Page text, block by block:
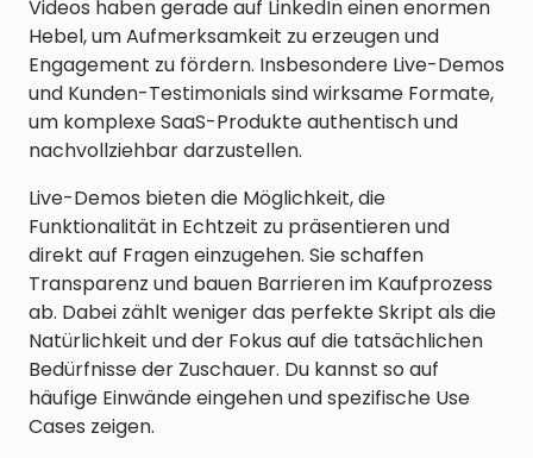
Videos haben gerade auf LinkedIn einen enormen
Hebel, um Aufmerksamkeit zu erzeugen und
Engagement zu fördern. Insbesondere Live-Demos
und Kunden-Testimonials sind wirksame Formate,
um komplexe SaaS-Produkte authentisch und
nachvollziehbar darzustellen.
Live-Demos bieten die Möglichkeit, die
Funktionalität in Echtzeit zu präsentieren und
direkt auf Fragen einzugehen. Sie schaffen
Transparenz und bauen Barrieren im Kaufprozess
ab. Dabei zählt weniger das perfekte Skript als die
Natürlichkeit und der Fokus auf die tatsächlichen
Bedürfnisse der Zuschauer. Du kannst so auf
häufige Einwände eingehen und spezifische Use
Cases zeigen.